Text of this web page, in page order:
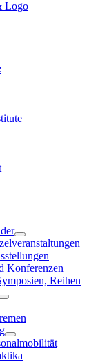
Logo
Konferenzen
Reihen